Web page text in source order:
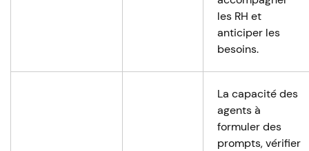
les RH et
anticiper les
besoins.
La capacité des
agents à
formuler des
prompts, vérifier